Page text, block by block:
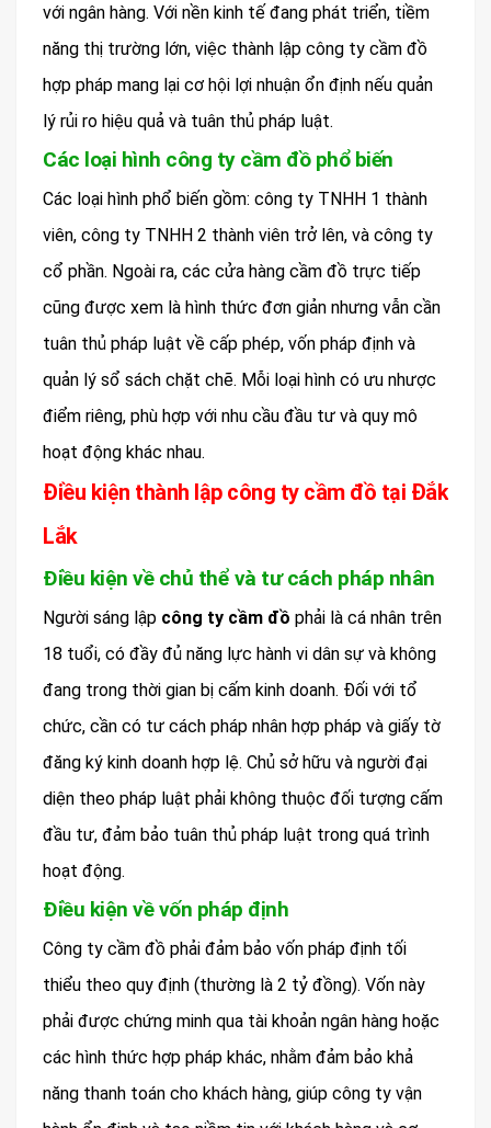
với ngân hàng. Với nền kinh tế đang phát triển, tiềm
năng thị trường lớn, việc thành lập công ty cầm đồ
hợp pháp mang lại cơ hội lợi nhuận ổn định nếu quản
lý rủi ro hiệu quả và tuân thủ pháp luật.
Các loại hình công ty cầm đồ phổ biến
Các loại hình phổ biến gồm: công ty TNHH 1 thành
viên, công ty TNHH 2 thành viên trở lên, và công ty
cổ phần. Ngoài ra, các cửa hàng cầm đồ trực tiếp
cũng được xem là hình thức đơn giản nhưng vẫn cần
tuân thủ pháp luật về cấp phép, vốn pháp định và
quản lý sổ sách chặt chẽ. Mỗi loại hình có ưu nhược
điểm riêng, phù hợp với nhu cầu đầu tư và quy mô
hoạt động khác nhau.
Điều kiện thành lập công ty cầm đồ tại Đắk
Lắk
Điều kiện về chủ thể và tư cách pháp nhân
Người sáng lập công ty cầm đồ phải là cá nhân trên
18 tuổi, có đầy đủ năng lực hành vi dân sự và không
đang trong thời gian bị cấm kinh doanh. Đối với tổ
chức, cần có tư cách pháp nhân hợp pháp và giấy tờ
đăng ký kinh doanh hợp lệ. Chủ sở hữu và người đại
diện theo pháp luật phải không thuộc đối tượng cấm
đầu tư, đảm bảo tuân thủ pháp luật trong quá trình
hoạt động.
Điều kiện về vốn pháp định
Công ty cầm đồ phải đảm bảo vốn pháp định tối
thiểu theo quy định (thường là 2 tỷ đồng). Vốn này
phải được chứng minh qua tài khoản ngân hàng hoặc
các hình thức hợp pháp khác, nhằm đảm bảo khả
năng thanh toán cho khách hàng, giúp công ty vận